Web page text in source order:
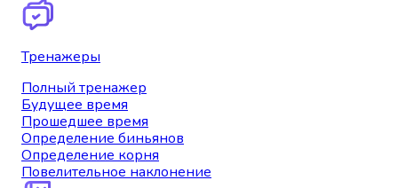
Тренажеры
Полный тренажер
Будущее время
Прошедшее время
Определение биньянов
Определение корня
Повелительное наклонение